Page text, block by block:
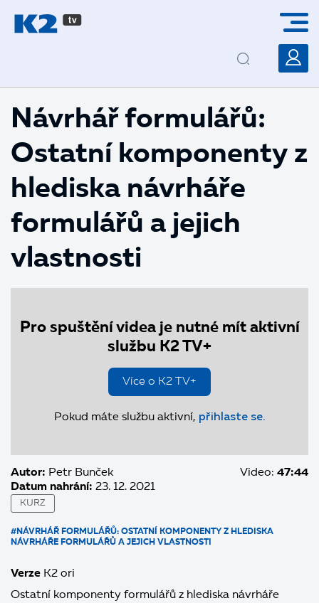
Návrhář formulářů:
Ostatní komponenty z
hlediska návrháře
formulářů a jejich
vlastnosti
Pro spuštění videa je nutné mít aktivní
službu K2 TV+
Více o K2 TV+
Pokud máte službu aktivní, přihlaste se.
Autor: Petr Bunček
Datum nahrání: 23. 12. 2021
Video: 47:44
KURZ
#NÁVRHÁŘ FORMULÁŘŮ: OSTATNÍ KOMPONENTY Z HLEDISKA
NÁVRHÁŘE FORMULÁŘŮ A JEJICH VLASTNOSTI
Verze K2 ori
Ostatní komponenty formulářů z hlediska návrháře